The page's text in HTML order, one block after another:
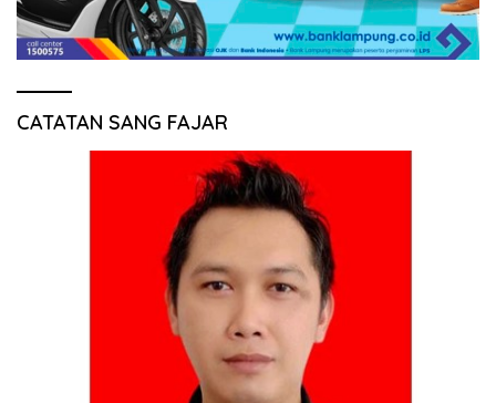
CATATAN SANG FAJAR